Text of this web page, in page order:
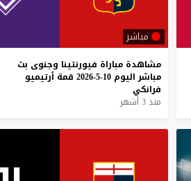
مباشر
مشاهدة مباراة فيورنتينا وجنوى بث
مباشر اليوم 10-5-2026 قمة أرتيميو
فرانكي
منذ 3 أشهر